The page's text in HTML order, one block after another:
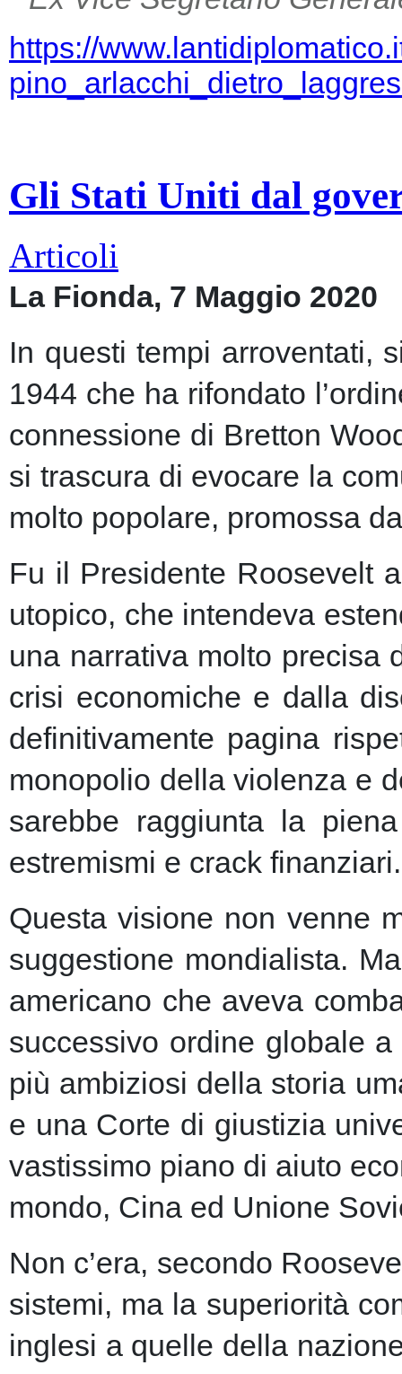
https://
Gli Stati Uniti dal
Articoli
La Fionda, 7 Maggio 2020
In questi tempi arroventati,
1944 che ha rifondato
connessione di Bretton
si trascura di evocare la
molto popolare, promossa
Fu il Presidente Roosevelt
utopico, che intendeva
una narrativa molto precisa
crisi economiche e dalla
definitivamente pagina
monopolio della violenza e
sarebbe raggiunta la
estremismi e crack finanziari.
Questa visione non venne
suggestione mondialista.
americano che aveva
successivo ordine globale
più ambiziosi della storia
e una Corte di giustizia
vastissimo piano di aiuto
mondo, Cina ed Unione
Non c’era, secondo
sistemi, ma la superiorità
inglesi a quelle della